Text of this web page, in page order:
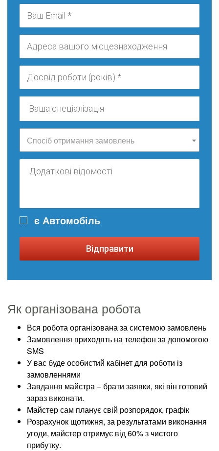
Спосіб отримання замовлень
є Автомобіль
Відправити
Як організована робота
Вся робота організована за системою замовлень
Замовлення приходять на телефон за допомогою
SMS
У вас буде особистий кабінет для роботи із
замовленнями
Завдання майстра – брати заявки, які він готовий
зараз виконати.
Майстер сам планує свій розпорядок, графік
Розрахунок щотижня, за результатами виконання
угоди, майстер отримує від 60% з чистого
прибутку.